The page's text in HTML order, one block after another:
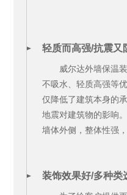
轻质而高强/抗震又
威尔达外墙保温
不吸水、轻质高强等
仅降低了建筑本身的
地震对建筑物的影响
墙体外侧，整体性强，
装饰效果好/多种类